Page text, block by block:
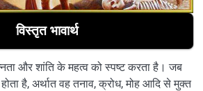
विस्तृत भावार्थ
और शांति के महत्व को स्पष्ट करता है। जब
है, अर्थात वह तनाव, क्रोध, मोह आदि से मुक्त